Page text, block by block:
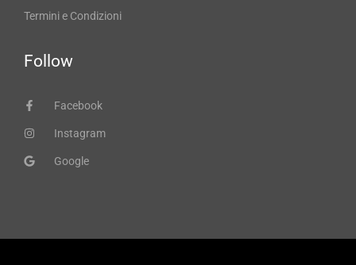
Termini e Condizioni
Follow
Facebook
Instagram
Google